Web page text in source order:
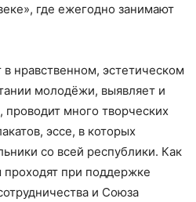
где ежегодно занимают
нравственном, эстетическом
молодёжи, выявляет и
много творческих
эссе, в которых
со всей республики. Как
проходят при поддержке
и Союза